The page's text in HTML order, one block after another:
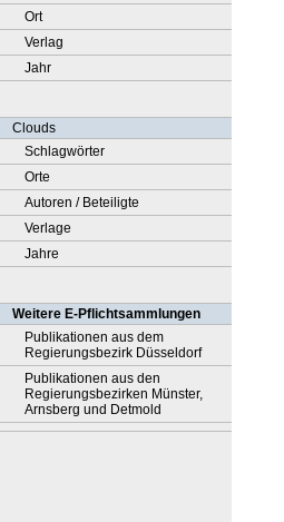
Ort
Verlag
Jahr
Clouds
Schlagwörter
Orte
Autoren / Beteiligte
Verlage
Jahre
Weitere E-Pflichtsammlungen
Publikationen aus dem
Regierungsbezirk Düsseldorf
Publikationen aus den
Regierungsbezirken Münster,
Arnsberg und Detmold